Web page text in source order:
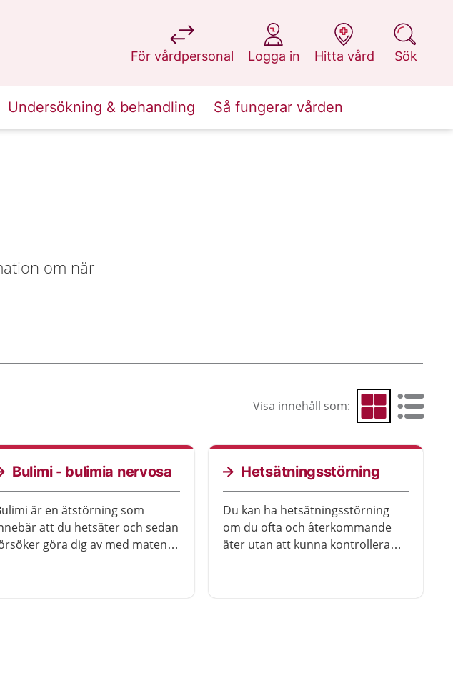
För vårdpersonal
på 1177.se
Logga in
på 1177.se
Hitta vård
på 1177.se
Sök
på 1177.se
Undersökning & behandling Så fungerar vården
om när
Visa innehåll som: Visa som rutnät
Visa som
Bulimi - bulimia nervosa
är en ätstörning som
att du hetsäter och sedan
göra dig av med maten.
Hetsätningsstörning
Du kan ha hetsätningsstörning
om du ofta och återkommande
äter utan att kunna kontrollera